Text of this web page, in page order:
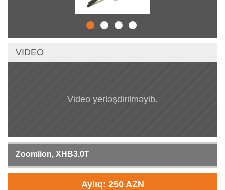
VIDEO
Video yerləşdirilməyib.
Zoomlion, XHB3.0T
Aylıq: 250 AZN